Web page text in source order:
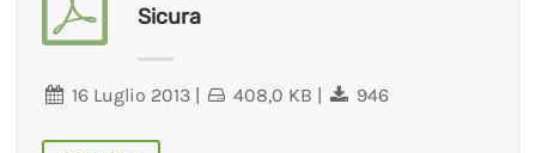
Sicura
16 Luglio 2013| 408,0 KB | 946